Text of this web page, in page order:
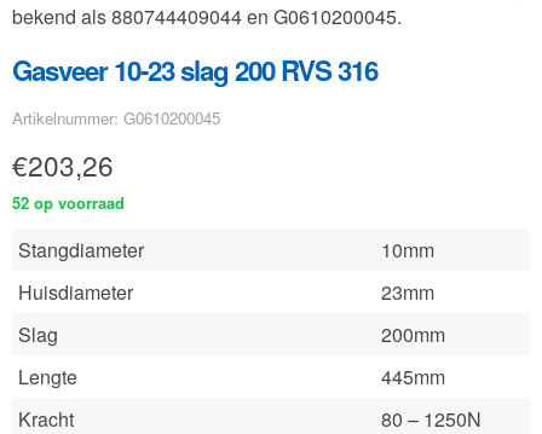
bekend als 880744409044 en G0610200045.
Gasveer 10-23 slag 200 RVS 316
Artikelnummer: G0610200045
€203,26
52 op voorraad
Stangdiameter
10mm
Huisdiameter
23mm
Slag
200mm
Lengte
445mm
Kracht
80 – 1250N